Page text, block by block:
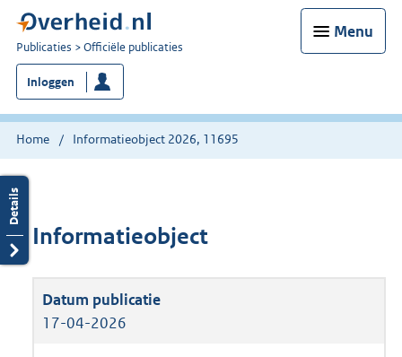
Menu
U
bent
nu
hier:
Publicaties Officiële publicaties
Inloggen
Home Informatieobject 2026, 11695
Informatieobject
17-04-2026